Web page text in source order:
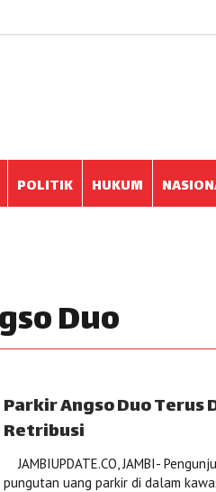
POLITIK HUKUM
Duo
Parkir Angso Duo Terus
Retribusi
JAMBIUPDATE.CO, JAMBI-
pungutan uang parkir di dalam